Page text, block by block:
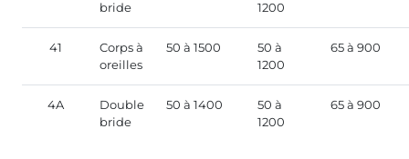
bride
1200
41
Corps à
oreilles
50 à 1500
50 à
1200
65 à 900
4A
Double
bride
50 à 1400
50 à
1200
65 à 900